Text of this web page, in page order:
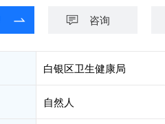
咨询
白银区卫生健康局
自然人